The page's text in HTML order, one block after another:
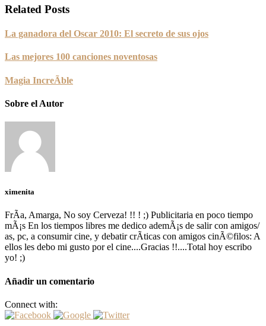
Related Posts
La ganadora del Oscar 2010: El secreto de sus ojos
Las mejores 100 canciones noventosas
Magia IncreÃ­ble
Sobre el Autor
ximenita
FrÃ­a, Amarga, No soy Cerveza! !! ! ;) Publicitaria en poco tiempo
mÃ¡s En los tiempos libres me dedico ademÃ¡s de salir con amigos/
as, pc, a consumir cine, y debatir crÃ­ticas con amigos cinÃ©filos: A
ellos les debo mi gusto por el cine....Gracias !!....Total hoy escribo
yo! ;)
Añadir un comentario
Connect with: